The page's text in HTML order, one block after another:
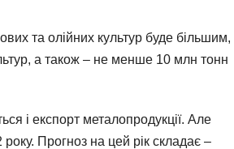
та олійних культур буде більшим,
а також – не менше 10 млн тонн
і експорт металопродукції. Але
Прогноз на цей рік складає –